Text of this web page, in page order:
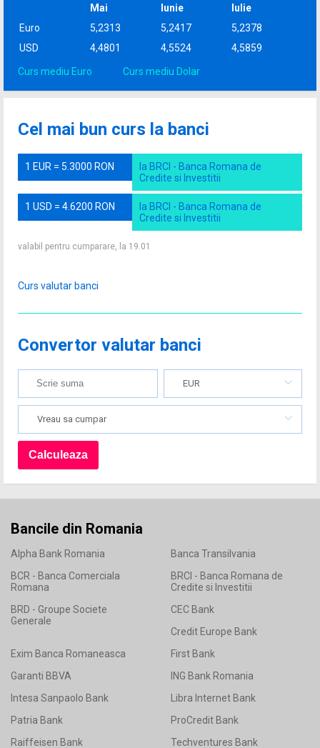
Mai Iunie
Iulie
Euro
5,2313 5,2417
5,2378
USD
4,4801 4,5524 4,5859
Curs mediu Euro Curs mediu Dolar
Cel mai bun curs la banci
1 EUR = 5.3000 RON
la BRCI - Banca Romana de
Credite si Investitii
1 USD = 4.6200 RON
la BRCI - Banca Romana de
Credite si Investitii
valabil pentru cumparare, la 19.01
Curs valutar banci
Convertor valutar banci
EUR
Vreau sa cumpar
Bancile din Romania
Alpha Bank Romania
Banca Transilvania
BCR - Banca Comerciala
Romana
BRCI - Banca Romana de
Credite si Investitii
BRD - Groupe Societe
Generale
CEC Bank
Credit Europe Bank
Exim Banca Romaneasca
First Bank
Garanti BBVA
ING Bank Romania
Intesa Sanpaolo Bank
Libra Internet Bank
Patria Bank
ProCredit Bank
Raiffeisen Bank
Techventures Bank